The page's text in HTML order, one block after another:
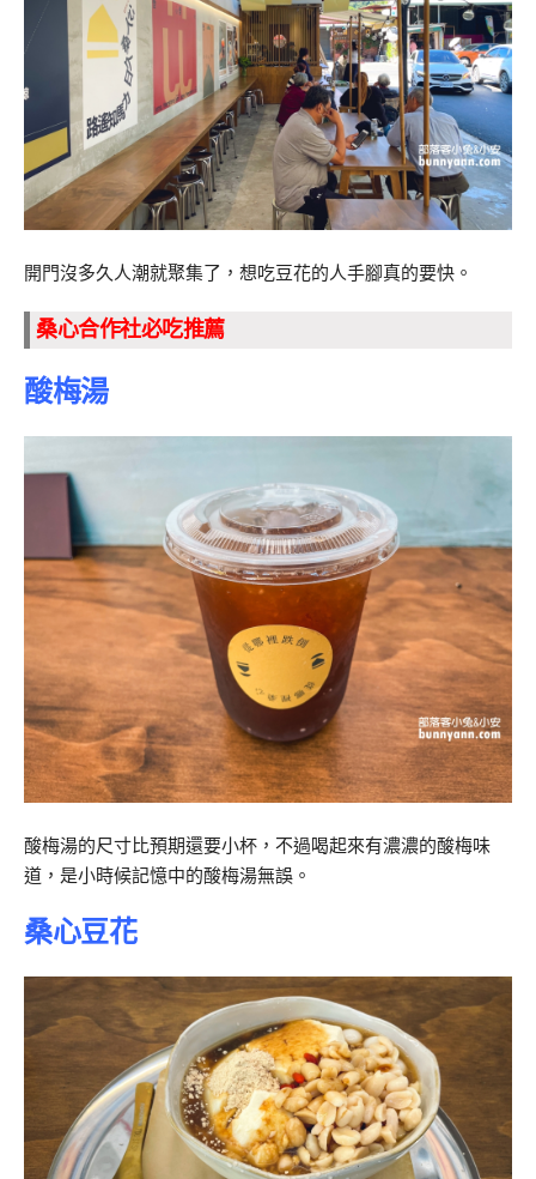
開門沒多久人潮就聚集了，想吃豆花的人手腳真的要快。
桑心合作社必吃推薦
酸梅湯
酸梅湯的尺寸比預期還要小杯，不過喝起來有濃濃的酸梅味
道，是小時候記憶中的酸梅湯無誤。
桑心豆花